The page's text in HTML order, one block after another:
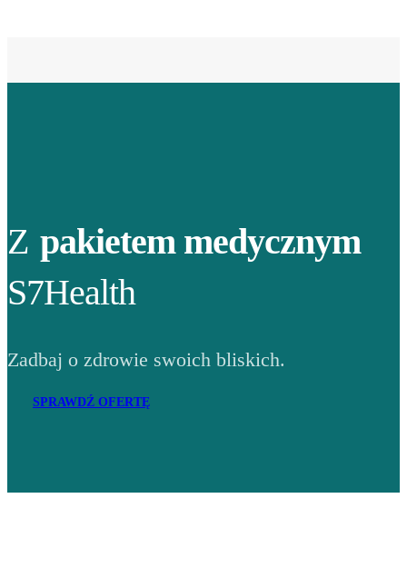
Z pakietem medycznym
S7Health
Zadbaj o zdrowie swoich bliskich.
SPRAWDŹ OFERTĘ